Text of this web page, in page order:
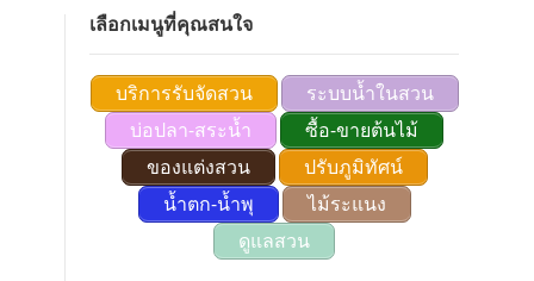
เลือกเมนูที่คุณสนใจ
บริการรับจัดสวน
ระบบน้ำในสวน
บ่อปลา-สระน้ำ
ซื้อ-ขายต้นไม้
ของแต่งสวน
ปรับภูมิทัศน์
น้ำตก-น้ำพุ
ไม้ระแนง
ดูแลสวน